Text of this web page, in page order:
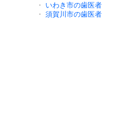
・ いわき市の歯医者
・
須賀川市の歯医者